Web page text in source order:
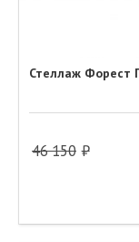
Стеллаж Форест
46 150